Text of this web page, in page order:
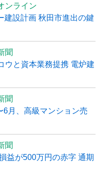
ンライン
建設計画 秋田市進出の鍵
聞
ウと資本業務提携 電炉建
聞
6月、高級マンション売
聞
益が500万円の赤字 通期